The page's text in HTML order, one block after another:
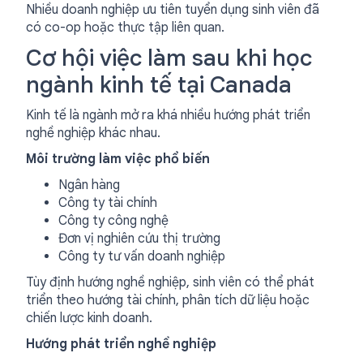
Nhiều doanh nghiệp ưu tiên tuyển dụng sinh viên đã
có co-op hoặc thực tập liên quan.
Cơ hội việc làm sau khi học
ngành kinh tế tại Canada
Kinh tế là ngành mở ra khá nhiều hướng phát triển
nghề nghiệp khác nhau.
Môi trường làm việc phổ biến
Ngân hàng
Công ty tài chính
Công ty công nghệ
Đơn vị nghiên cứu thị trường
Công ty tư vấn doanh nghiệp
Tùy định hướng nghề nghiệp, sinh viên có thể phát
triển theo hướng tài chính, phân tích dữ liệu hoặc
chiến lược kinh doanh.
Hướng phát triển nghề nghiệp